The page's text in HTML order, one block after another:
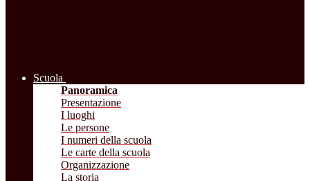
Scuola
Panoramica
Presentazione
I luoghi
Le persone
I numeri della scuola
Le carte della scuola
Organizzazione
La storia